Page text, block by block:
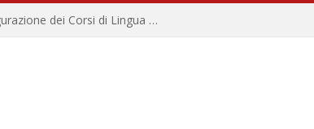
Università per Stranieri di Siena – Inaugurazione dei Corsi di Lingua e Cultura Italiana, 109a annata